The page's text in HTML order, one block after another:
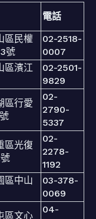
電話
區民權
號
02-2518-
0007
區濱江
02-2501-
9829
區行愛
02-
2790-
5337
區光復
02-
2278-
1192
區中山
03-378-
0069
區文心
04-